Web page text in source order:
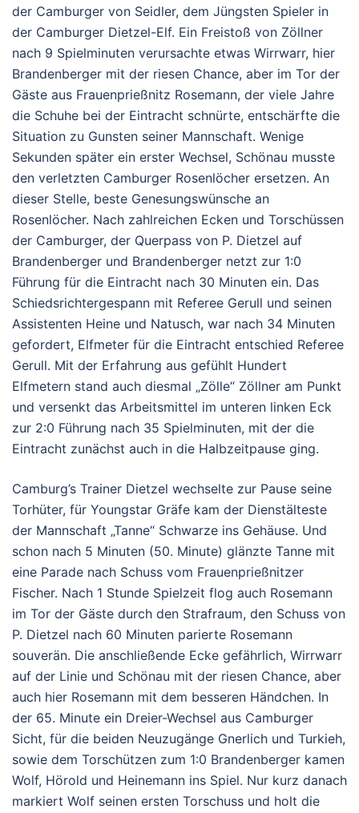
der Camburger von Seidler, dem Jüngsten Spieler in
der Camburger Dietzel-Elf. Ein Freistoß von Zöllner
nach 9 Spielminuten verursachte etwas Wirrwarr, hier
Brandenberger mit der riesen Chance, aber im Tor der
Gäste aus Frauenprießnitz Rosemann, der viele Jahre
die Schuhe bei der Eintracht schnürte, entschärfte die
Situation zu Gunsten seiner Mannschaft. Wenige
Sekunden später ein erster Wechsel, Schönau musste
den verletzten Camburger Rosenlöcher ersetzen. An
dieser Stelle, beste Genesungswünsche an
Rosenlöcher. Nach zahlreichen Ecken und Torschüssen
der Camburger, der Querpass von P. Dietzel auf
Brandenberger und Brandenberger netzt zur 1:0
Führung für die Eintracht nach 30 Minuten ein. Das
Schiedsrichtergespann mit Referee Gerull und seinen
Assistenten Heine und Natusch, war nach 34 Minuten
gefordert, Elfmeter für die Eintracht entschied Referee
Gerull. Mit der Erfahrung aus gefühlt Hundert
Elfmetern stand auch diesmal „Zölle“ Zöllner am Punkt
und versenkt das Arbeitsmittel im unteren linken Eck
zur 2:0 Führung nach 35 Spielminuten, mit der die
Eintracht zunächst auch in die Halbzeitpause ging.
Camburg’s Trainer Dietzel wechselte zur Pause seine
Torhüter, für Youngstar Gräfe kam der Dienstälteste
der Mannschaft „Tanne“ Schwarze ins Gehäuse. Und
schon nach 5 Minuten (50. Minute) glänzte Tanne mit
eine Parade nach Schuss vom Frauenprießnitzer
Fischer. Nach 1 Stunde Spielzeit flog auch Rosemann
im Tor der Gäste durch den Strafraum, den Schuss von
P. Dietzel nach 60 Minuten parierte Rosemann
souverän. Die anschließende Ecke gefährlich, Wirrwarr
auf der Linie und Schönau mit der riesen Chance, aber
auch hier Rosemann mit dem besseren Händchen. In
der 65. Minute ein Dreier-Wechsel aus Camburger
Sicht, für die beiden Neuzugänge Gnerlich und Turkieh,
sowie dem Torschützen zum 1:0 Brandenberger kamen
Wolf, Hörold und Heinemann ins Spiel. Nur kurz danach
markiert Wolf seinen ersten Torschuss und holt die